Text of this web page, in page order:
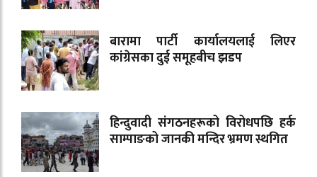
बारामा पार्टी कार्यालयलाई लिएर
कांग्रेसका दुई समूहबीच झडप
हिन्दुवादी संगठनहरूको विरोधपछि हर्क
साम्पाङको जानकी मन्दिर भ्रमण स्थगित